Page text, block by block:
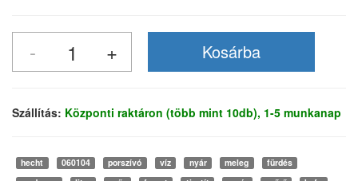
Szállítás: Központi raktáron (több mint 10db), 1-5 munkanap
hecht 060104 porszívó víz nyár meleg
fürdés